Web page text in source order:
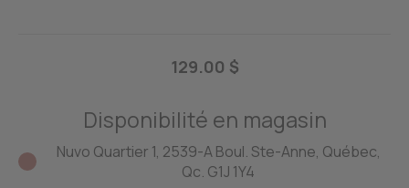
129.00 $
Disponibilité en magasin
Nuvo Quartier 1, 2539-A Boul. Ste-Anne, Québec,
Qc. G1J 1Y4